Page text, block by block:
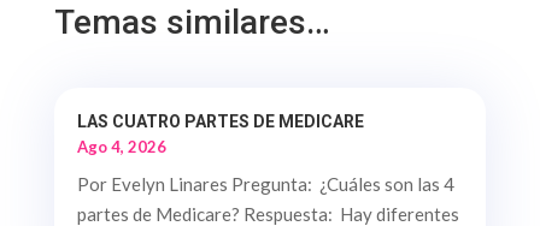
Temas similares…
LAS CUATRO PARTES DE MEDICARE
Ago 4, 2026
Por Evelyn Linares Pregunta: ¿Cuáles son las 4
partes de Medicare? Respuesta: Hay diferentes